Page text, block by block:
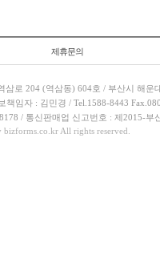
제휴문의
삼로 204 (역삼동) 604호 / 부산시 해운
책임자 : 김민경 / Tel.1588-8443
/ 통신판매업 신고번호 : 제2015-부
All rights reserved.